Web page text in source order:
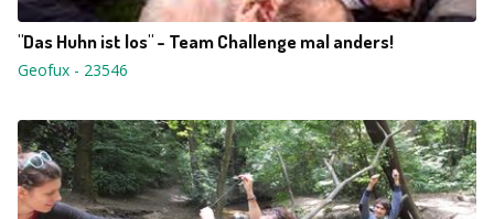
"Das Huhn ist los" - Team Challenge mal anders!
Geofux - 23546